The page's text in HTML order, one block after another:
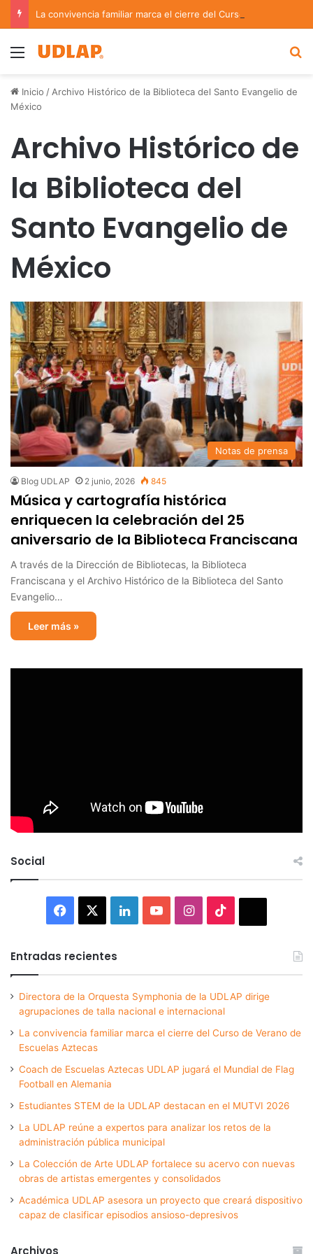
Menu
Inicio / Archivo Histórico de la Biblioteca del Santo Evangelio de
México
Archivo Histórico de
la Biblioteca del
Santo Evangelio de
México
Notas de prensa
Blog UDLAP 2 junio, 2026 845
Música y cartografía histórica
enriquecen la celebración del 25
aniversario de la Biblioteca Franciscana
A través de la Dirección de Bibliotecas, la Biblioteca
Franciscana y el Archivo Histórico de la Biblioteca del Santo
Evangelio…
Leer más »
Social
Facebook LinkedInYouTubeInstagram
Entradas recientes
Directora de la Orquesta Symphonia de la UDLAP dirige
agrupaciones de talla nacional e internacional
La convivencia familiar marca el cierre del Curso de Verano de
Escuelas Aztecas
Coach de Escuelas Aztecas UDLAP jugará el Mundial de Flag
Football en Alemania
Estudiantes STEM de la UDLAP destacan en el MUTVI 2026
La UDLAP reúne a expertos para analizar los retos de la
administración pública municipal
La Colección de Arte UDLAP fortalece su acervo con nuevas
obras de artistas emergentes y consolidados
Académica UDLAP asesora un proyecto que creará dispositivo
capaz de clasificar episodios ansioso-depresivos
Archivos